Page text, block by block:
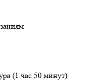
(1 час 50 минут)